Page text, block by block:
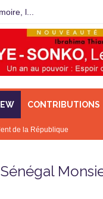
l...
CONTRIBUTIONS
de la République